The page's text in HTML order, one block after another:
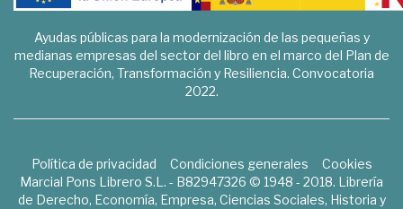
Ayudas públicas para la modernización de las pequeñas y
medianas empresas del sector del libro en el marco del Plan de
Recuperación, Transformación y Resiliencia. Convocatoria
2022.
Política de privacidad Condiciones generales
Cookies
Marcial Pons Librero S.L. - B82947326 © 1948 - 2018. Librería
de Derecho, Economía, Empresa, Ciencias Sociales, Historia y